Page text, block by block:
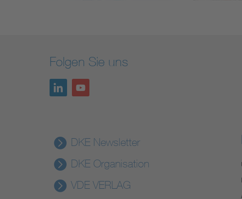
Folgen Sie uns
DKE Newsletter
DKE Organisation
VDE VERLAG